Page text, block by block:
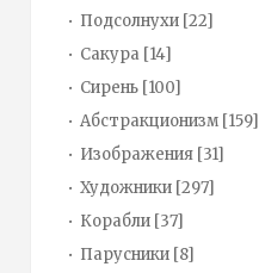
Подсолнухи [22]
Сакура [14]
Сирень [100]
Абстракционизм [159]
Изображения [31]
Художники [297]
Корабли [37]
Парусники [8]